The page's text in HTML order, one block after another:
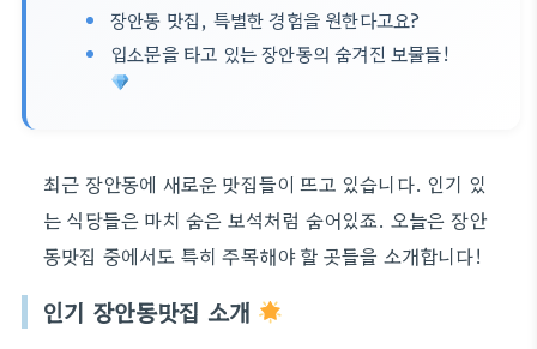
장안동 맛집, 특별한 경험을 원한다고요?
입소문을 타고 있는 장안동의 숨겨진 보물들!
최근 장안동에 새로운 맛집들이 뜨고 있습니다. 인기 있
는 식당들은 마치 숨은 보석처럼 숨어있죠. 오늘은 장안
동맛집 중에서도 특히 주목해야 할 곳들을 소개합니다!
인기 장안동맛집 소개